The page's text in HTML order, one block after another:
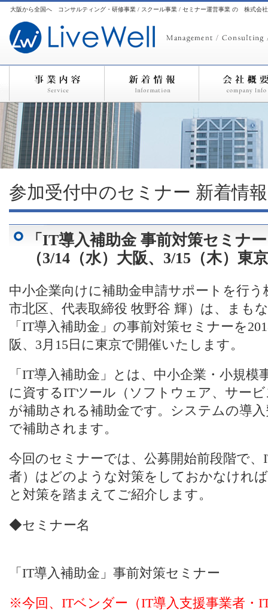
大阪から全国へ コンサルティング・研修事業 / スクール事業 / セミナー運営事業 の 株式会
参加受付中のセミナー 新着情報
「IT導入補助金 事前対策セミ
（3/14（水）大阪、3/15（木）東
中小企業向けに補助金申請サポートを行
市北区、代表取締役 牧野谷 輝）は、まも
「IT導入補助金」の事前対策セミナーを
阪、3月15日に東京で開催いたします。
「IT導入補助金」とは、中小企業・小規
に資するITツール（ソフトウェア、サー
が補助される補助金です。システムの導
で補助されます。
今回のセミナーでは、公募開始前段階で
者）はどのような対策をしておかなけれ
と対策を踏まえてご紹介します。
◆セミナー名
「IT導入補助金」事前対策セミナー
※今回、ITベンダー（IT導入支援事業者・